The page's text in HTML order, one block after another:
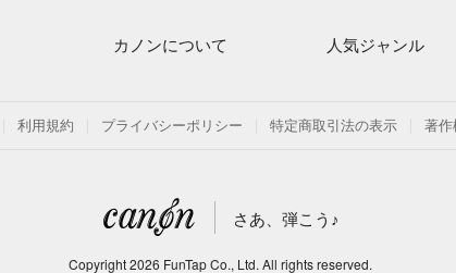
カノンについて
月額プラン
よくあるご質問
人気ジャンル
クラシック
利用規約 プライバシーポリシー 特定商取引法の表示 著作
さあ、弾こう♪
Copyright2026 FunTap Co., Ltd. All rights reserved.